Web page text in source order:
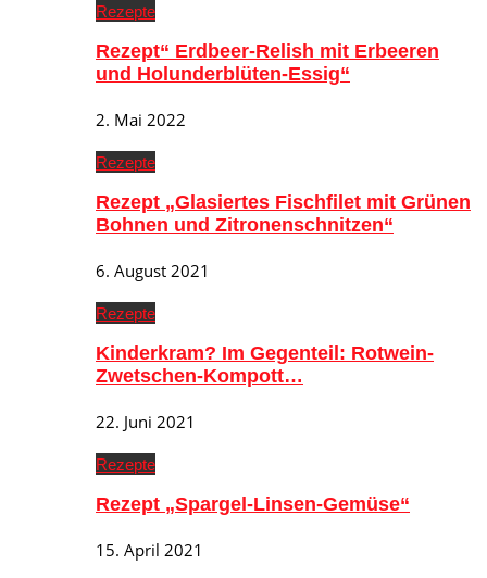
Rezepte
Rezept“ Erdbeer-Relish mit Erbeeren
und Holunderblüten-Essig“
2. Mai 2022
Rezepte
Rezept „Glasiertes Fischfilet mit Grünen
Bohnen und Zitronenschnitzen“
6. August 2021
Rezepte
Kinderkram? Im Gegenteil: Rotwein-
Zwetschen-Kompott…
22. Juni 2021
Rezepte
Rezept „Spargel-Linsen-Gemüse“
15. April 2021